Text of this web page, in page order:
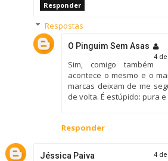
Responder
Respostas
O Pinguim Sem Asas
4
Sim, comigo também
acontece o mesmo e o
marcas deixam de me
de volta. É estúpido: pura
Responder
Jéssica Paiva 4